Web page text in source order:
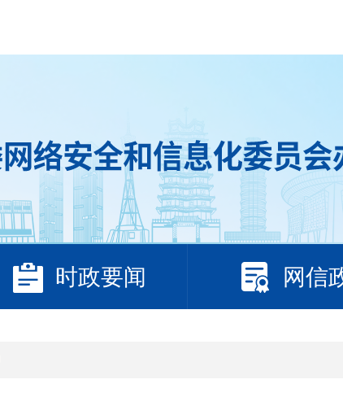
时政要闻 网信